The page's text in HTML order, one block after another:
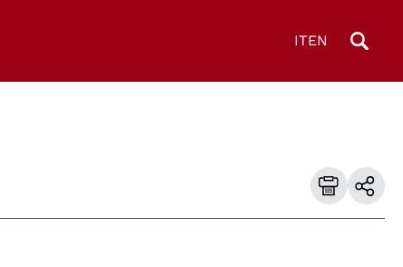
ITEN